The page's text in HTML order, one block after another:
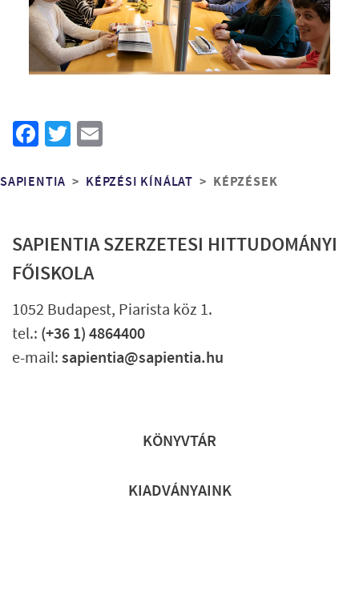
Facebook
Twitter
Morzsa
SAPIENTIA KÉPZÉSI KÍNÁLAT KÉPZÉSEK
SAPIENTIA SZERZETESI HITTUDOMÁNYI
FŐISKOLA
1052 Budapest, Piarista köz 1.
tel.: (+36 1) 4864400
e-mail:sapientia@sapientia.hu
KÖNYVTÁR
KIADVÁNYAINK